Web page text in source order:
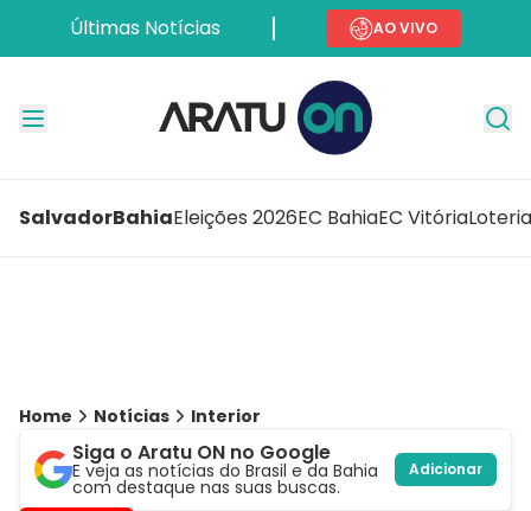
Últimas Notícias AO VIVO
SalvadorBahiaEleições 2026EC BahiaEC Vitória
Home Notícias Interior
Siga o Aratu ON no Google
E veja as notícias do Brasil e da Bahia
com destaque nas suas buscas.
Adicionar